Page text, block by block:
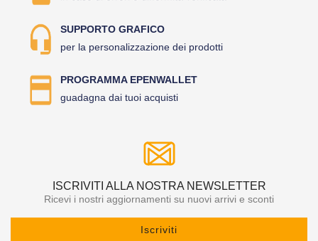
SUPPORTO GRAFICO
per la personalizzazione dei prodotti
PROGRAMMA EPENWALLET
guadagna dai tuoi acquisti
ISCRIVITI ALLA NOSTRA NEWSLETTER
Ricevi i nostri aggiornamenti su nuovi arrivi e sconti
Iscriviti